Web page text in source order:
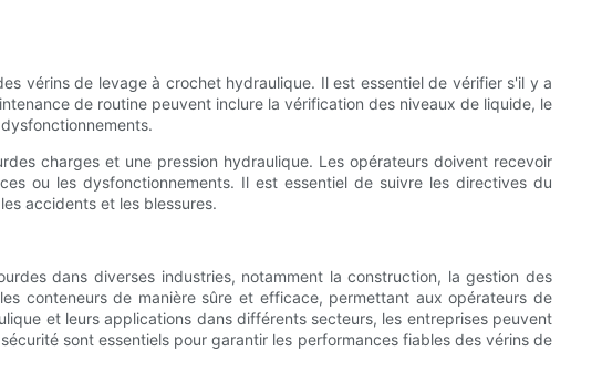
vérins de levage à crochet hydraulique. Il est essentiel de vérifier s'il y a
de routine peuvent inclure la vérification des niveaux de liquide, le
charges et une pression hydraulique. Les opérateurs doivent recevoir
ou les dysfonctionnements. Il est essentiel de suivre les directives du
accidents et les blessures.
dans diverses industries, notamment la construction, la gestion des
conteneurs de manière sûre et efficace, permettant aux opérateurs de
et leurs applications dans différents secteurs, les entreprises peuvent
sont essentiels pour garantir les performances fiables des vérins de